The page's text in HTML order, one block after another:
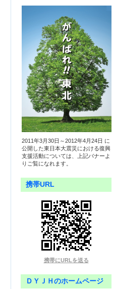
2011年3月30日～2012年4月24日 に
公開した東日本大震災における復興
支援活動については、上記バナーよ
りご覧になれます。
携帯URL
携帯にURLを送る
ＤＹＪＨのホームページ